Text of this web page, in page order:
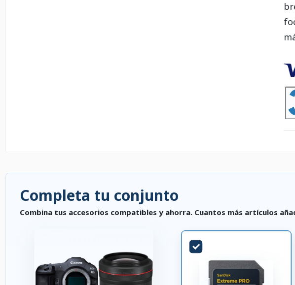
Completa tu conjunto
Combina tus accesorios compatibles y ahorra. Cuantos más artículos